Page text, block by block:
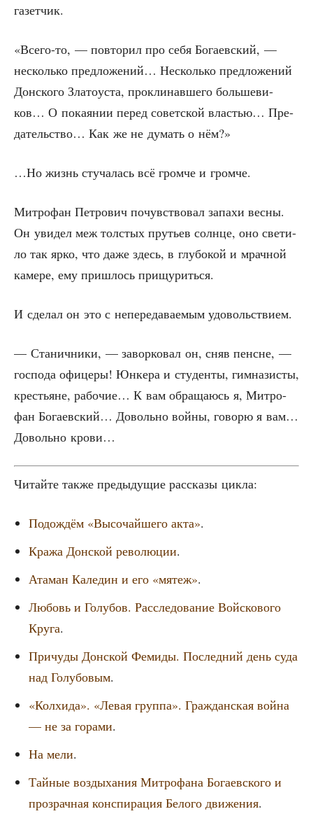
газетчик.
«Все­го-то, — повто­рил про себя Бога­ев­ский, —
несколь­ко пред­ло­же­ний… Несколь­ко пред­ло­же­ний
Дон­ско­го Зла­то­уста, про­кли­нав­ше­го боль­ше­ви­
ков… О пока­я­нии перед совет­ской вла­стью… Пре­
да­тель­ство… Как же не думать о нём?»
…Но жизнь сту­ча­лась всё гром­че и громче.
Мит­ро­фан Пет­ро­вич почув­ство­вал запа­хи вес­ны.
Он уви­дел меж тол­стых пру­тьев солн­це, оно све­ти­
ло так ярко, что даже здесь, в глу­бо­кой и мрач­ной
каме­ре, ему при­шлось прищуриться.
И сде­лал он это с непе­ре­да­ва­е­мым удовольствием.
— Ста­нич­ни­ки, — завор­ко­вал он, сняв пенсне, —
гос­по­да офи­це­ры! Юнке­ра и сту­ден­ты, гим­на­зи­сты,
кре­стьяне, рабо­чие… К вам обра­ща­юсь я, Мит­ро­
фан Бога­ев­ский… Доволь­но вой­ны, гово­рю я вам…
Доволь­но крови…
Читай­те так­же преды­ду­щие рас­ска­зы цикла:
Подо­ждём «Высо­чай­ше­го акта».
Кра­жа Дон­ской рево­лю­ции.
Ата­ман Кале­дин и его «мятеж».
Любовь и Голу­бов. Рас­сле­до­ва­ние Вой­ско­во­го
Кру­га.
При­чу­ды Дон­ской Феми­ды. Послед­ний день суда
над Голу­бо­вым.
«Кол­хи­да». «Левая груп­па». Граж­дан­ская вой­на
— не за гора­ми.
На мели.
Тай­ные воз­ды­ха­ния Мит­ро­фа­на Бога­ев­ско­го и
про­зрач­ная кон­спи­ра­ция Бело­го дви­же­ния.